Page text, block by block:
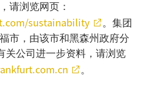
请浏览网页：
sustainability
。集团
市，由该市和黑森州政府分
关公司进一步资料，请浏览
。